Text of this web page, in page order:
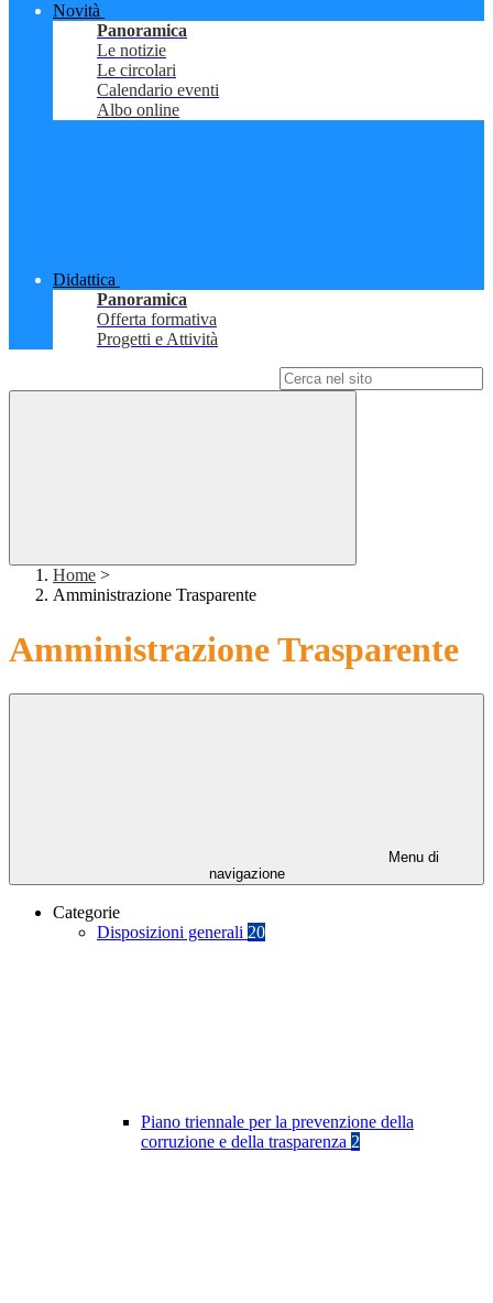
Novità
Panoramica
Le notizie
Le circolari
Calendario eventi
Albo online
Didattica
Panoramica
Offerta formativa
Progetti e Attività
Home >
Amministrazione Trasparente
Amministrazione Trasparente
Menu di
navigazione
Categorie
Disposizioni generali 20
Piano triennale per la prevenzione della
corruzione e della trasparenza 2